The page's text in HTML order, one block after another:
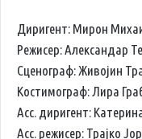
Диригент: Мирон
Режисер: Александар
Сценограф: Живојин
Костимограф: Лира
Асс. диригент:
Асс. режисер: Трајко